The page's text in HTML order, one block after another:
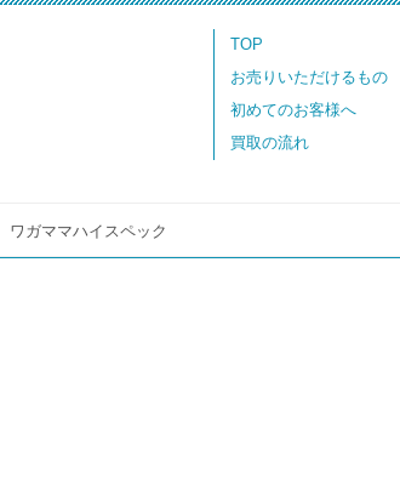
TOP
お売りいただけるもの
初めてのお客様へ
買取の流れ
ワガママハイスペック